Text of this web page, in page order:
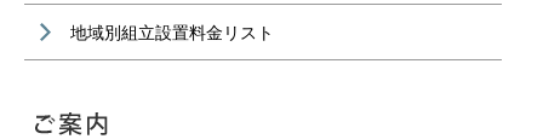
地域別組立設置料金リスト